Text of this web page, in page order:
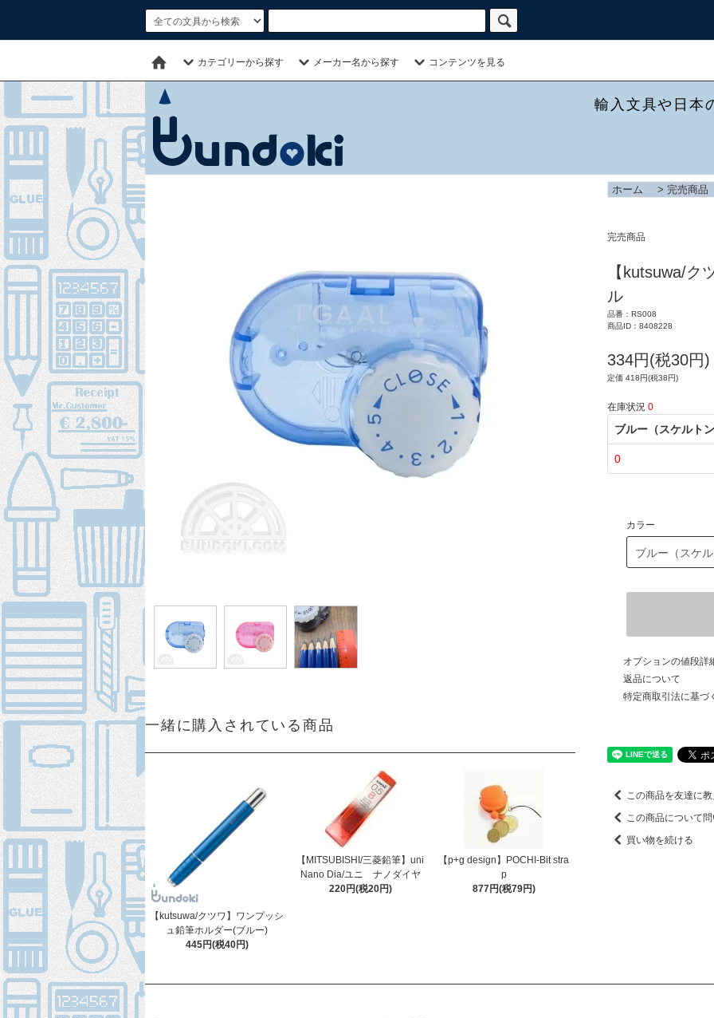
カテゴリーから探す メーカー名から探す コンテンツを見る
輸入文具や日本
一緒に購入されている商品
【kutsuwa/クツワ】ワンプッシ
ュ鉛筆ホルダー(ブルー)
445円(税40円)
【MITSUBISHI/三菱鉛筆】uni
Nano Dia/ユニ ナノダイヤ
220円(税20円)
【p+g design】POCHI-Bit stra
p
877円(税79円)
ホーム > 完売商品
完売商品
【kutsuwa/ク
ル
品番：RS008
商品ID：8408228
334円(税30円)
定価 418円(税38円)
在庫状況 0
ブルー（スケルト
0
カラー
オプションの値段詳
返品について
特定商取引法に基づ
この商品を友達に
この商品について
買い物を続ける